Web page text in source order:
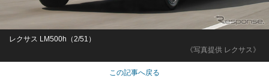
《写真提供 レクサス》
レクサス LM500h（2/51）
この記事へ戻る